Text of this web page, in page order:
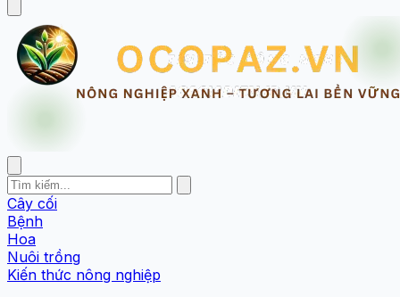
Cây cối
Bệnh
Hoa
Nuôi trồng
Kiến thức nông nghiệp